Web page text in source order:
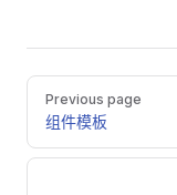
PagerPrevious page
组件模板